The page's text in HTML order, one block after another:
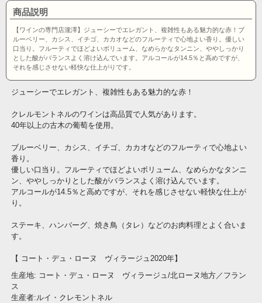
商品説明
【ワインの専門店瀧澤】ジューシーでエレガント、複雑性もある魅力的な赤！ブ
ルーベリー、カシス、イチゴ、カカオなどのフルーティで心地よい香り。優しい
口当り。フルーティでほどよいボリューム、なめらかなタンニン、ややしっかり
とした酸がバランスよく溶け込んでいます。アルコールが14.5％と高めですが、
それを感じさせない軽快な仕上がりです。
ジューシーでエレガント、複雑性もある魅力的な赤！
クレルモントネルのワインは高品質で人気があります。
40年以上の古木の葡萄を使用。
ブルーベリー、カシス、イチゴ、カカオなどのフルーティで心地よい
香り。
優しい口当り。フルーティでほどよいボリューム、なめらかなタンニ
ン、ややしっかりとした酸がバランスよく溶け込んでいます。
アルコールが14.5％と高めですが、それを感じさせない軽快な仕上が
り。
ステーキ、ハンバーグ、焼き鳥（タレ）などのお肉料理とよく合いま
す。
【 コート・デュ・ローヌ ヴィラージュ2020年】
生産地: コート・デュ・ローヌ ヴィラージュ/北ローヌ地方／フラン
ス
生産者:ルイ・クレモントネル